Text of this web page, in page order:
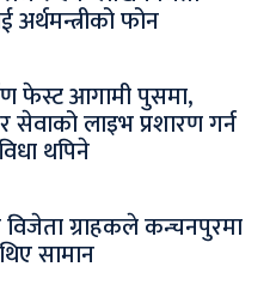
अर्थमन्त्रीको फोन
फेस्ट आगामी पुसमा,
सेवाको लाइभ प्रशारण गर्न
थपिने
ग्राहकले कन्चनपुरमा
सामान